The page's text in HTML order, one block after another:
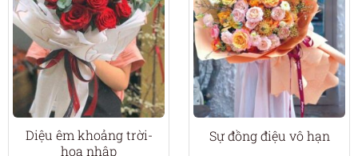
Diệu êm khoảng trời-
hoa nhập
Sự đồng điệu vô hạn